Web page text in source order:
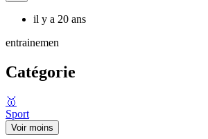
il y a 20 ans
entrainemen
Catégorie
🥇
Sport
Voir moins